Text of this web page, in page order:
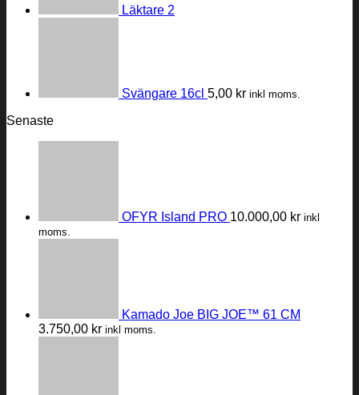
Läktare 2
Svängare 16cl 5,00 kr inkl moms.
Senaste
OFYR Island PRO 10.000,00 kr inkl
moms.
Kamado Joe BIG JOE™ 61 CM
3.750,00 kr inkl moms.